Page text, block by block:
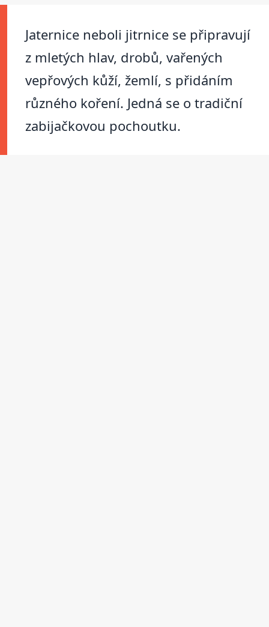
Jaternice neboli jitrnice se připravují
z mletých hlav, drobů, vařených
vepřových kůží, žemlí, s přidáním
různého koření. Jedná se o tradiční
zabijačkovou pochoutku.